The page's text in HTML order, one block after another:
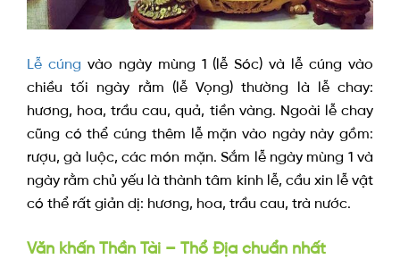
Lễ cúng vào ngày mùng 1 (lễ Sóc) và lễ cúng vào
chiều tối ngày rằm (lễ Vọng) thường là lễ chay:
hương, hoa, trầu cau, quả, tiền vàng. Ngoài lễ chay
cũng có thể cúng thêm lễ mặn vào ngày này gồm:
rượu, gà luộc, các món mặn. Sắm lễ ngày mùng 1 và
ngày rằm chủ yếu là thành tâm kính lễ, cầu xin lễ vật
có thể rất giản dị: hương, hoa, trầu cau, trà nước.
Văn khấn Thần Tài – Thổ Địa chuẩn nhất